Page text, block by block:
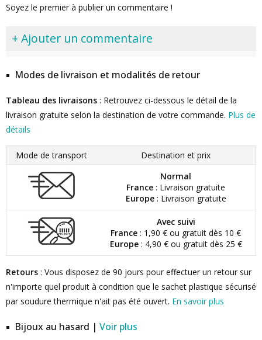
Soyez le premier à publier un commentaire !
+ Ajouter un commentaire
Modes de livraison et modalités de retour
Tableau des livraisons : Retrouvez ci-dessous le détail de la
livraison gratuite selon la destination de votre commande. Plus de
détails
Mode de transport
Destination et prix
Normal
France : Livraison gratuite
Europe: Livraison gratuite
Avec suivi
France : 1,90 € ou gratuit dès 10 €
Europe: 4,90 € ou gratuit dès 25 €
Retours : Vous disposez de 90 jours pour effectuer un retour sur
n'importe quel produit à condition que le sachet plastique sécurisé
par soudure thermique n'ait pas été ouvert. En savoir plus
Bijoux au hasard | Voir plus